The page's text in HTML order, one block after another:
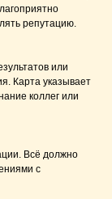
репутацию.
или
Карта указывает
коллег или
Всё должно
с